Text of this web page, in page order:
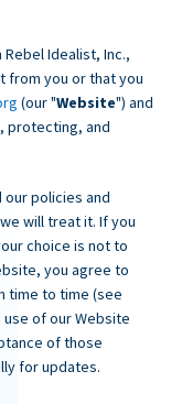
Idealist, Inc.,
from you or that you
(our "Website") and
protecting, and
policies and
will treat it. If you
choice is not to
you agree to
time to time (see
use of our Website
of those
for updates.